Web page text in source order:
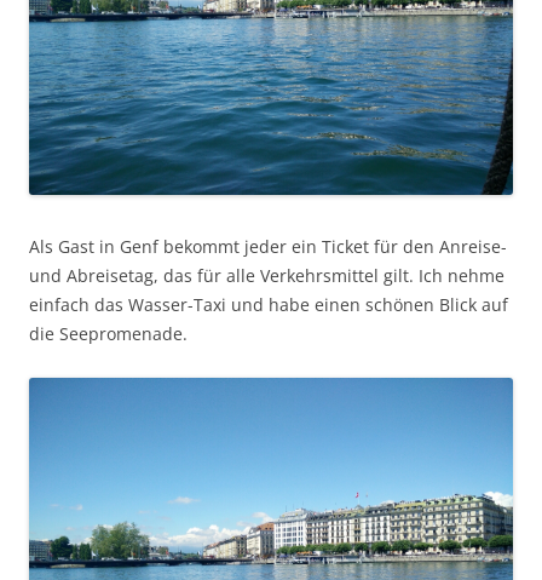
Als Gast in Genf bekommt jeder ein Ticket für den Anreise-
und Abreisetag, das für alle Verkehrsmittel gilt. Ich nehme
einfach das Wasser-Taxi und habe einen schönen Blick auf
die Seepromenade.